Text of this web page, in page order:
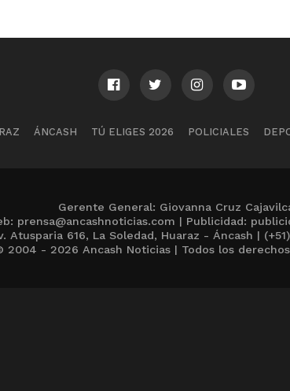
ÁNCASH TÚ ELIGES 2026 POLICIALES
Gerente General: Giovanna Cruz
prensa@ancashnoticias.com | Publicidad:
Atusparia 616, La Soledad, Huaraz - Áncash |
2004 - 2026 Ancash Noticias | Todos los